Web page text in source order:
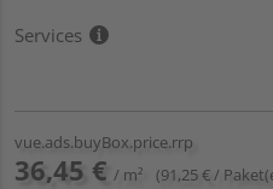
Services
vue.ads.buyBox.price.rrp
36,45 € / m² (91,25 € /